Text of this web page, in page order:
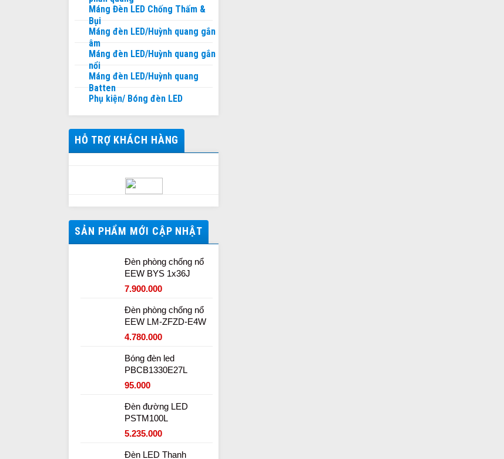
Máng Đèn LED Chống Thấm &
Bụi
Máng đèn LED/Huỳnh quang gắn
âm
Máng đèn LED/Huỳnh quang gắn
nổi
Máng đèn LED/Huỳnh quang
Batten
Phụ kiện/ Bóng đèn LED
HỖ TRỢ KHÁCH HÀNG
SẢN PHẨM MỚI CẬP NHẬT
Đèn phòng chống nổ
EEW BYS 1x36J
7.900.000
Đèn phòng chống nổ
EEW LM-ZFZD-E4W
4.780.000
Bóng đèn led
PBCB1330E27L
95.000
Đèn đường LED
PSTM100L
5.235.000
Đèn LED Thanh